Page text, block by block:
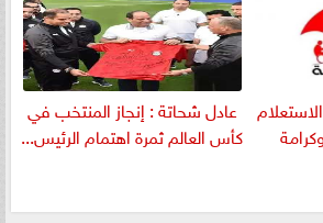
عادل شحاتة : إنجاز المنتخب في
كأس العالم ثمرة اهتمام الرئيس...